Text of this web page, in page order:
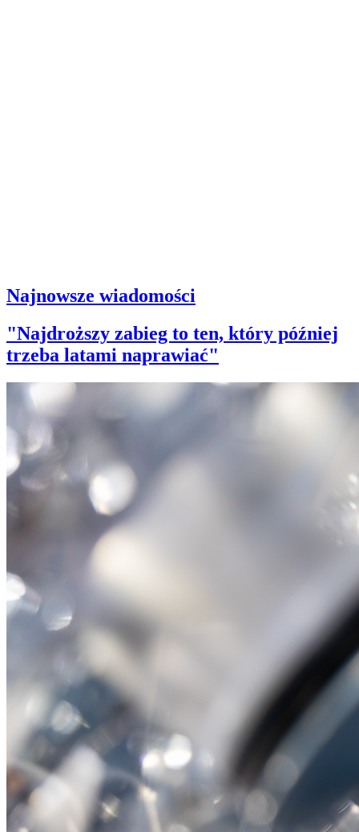
Najnowsze wiadomości
"Najdroższy zabieg to ten, który później
trzeba latami naprawiać"